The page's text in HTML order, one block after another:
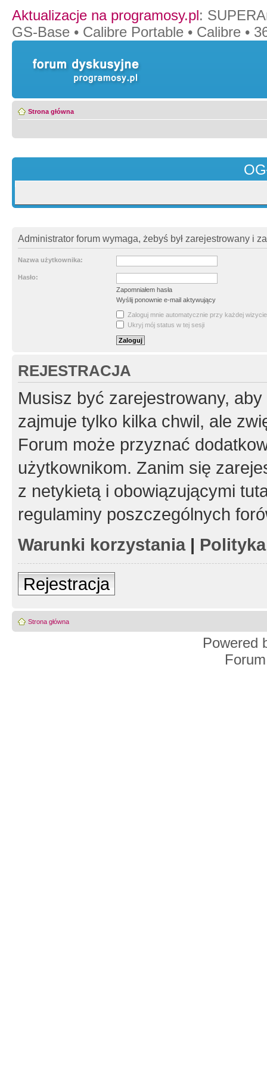
Aktualizacje na programosy.pl:
GS-Base • Calibre Portable • Calibre •
Strona główna
Administrator forum wymaga, żebyś był zarejestrowany i
Nazwa użytkownika:
Hasło:
Zapomniałem hasła
Wyślij ponownie e-mail aktywujący
Zaloguj mnie automatycznie przy każdej wizycie
Ukryj mój status w tej sesji
REJESTRACJA
Musisz być zarejestrowany,
zajmuje tylko kilka chwil, ale
Forum może przyznać
użytkownikom. Zanim się
z netykietą i obowiązującymi
regulaminy poszczególnych
Warunki korzystania|
Rejestracja
Strona główna
Powered